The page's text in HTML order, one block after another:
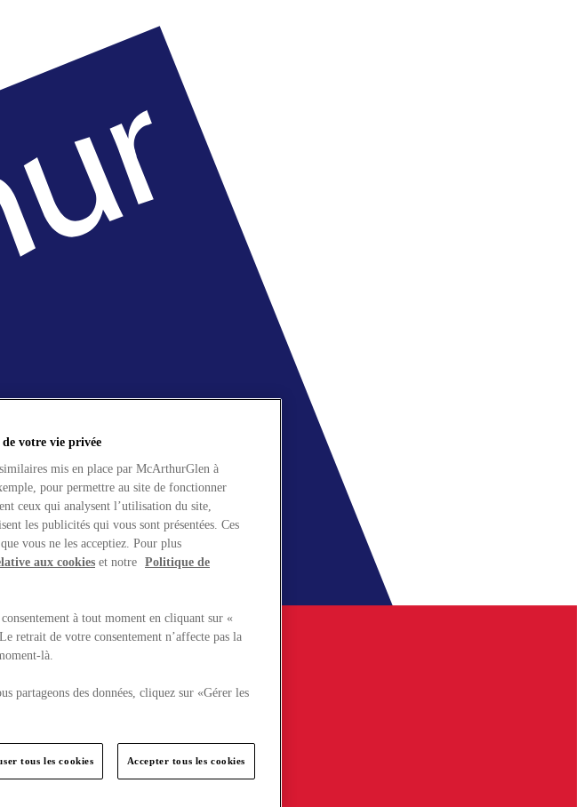
votre vie privée
mis en place par McArthurGlen à
pour permettre au site de fonctionner
ceux qui analysent l’utilisation du site,
les publicités qui vous sont présentées. Ces
vous ne les acceptiez. Pour plus
aux cookies et notre Politique de
à tout moment en cliquant sur «
retrait de votre consentement n’affecte pas la
là.
partageons des données, cliquez sur «Gérer les
tous les cookies Accepter tous les cookies